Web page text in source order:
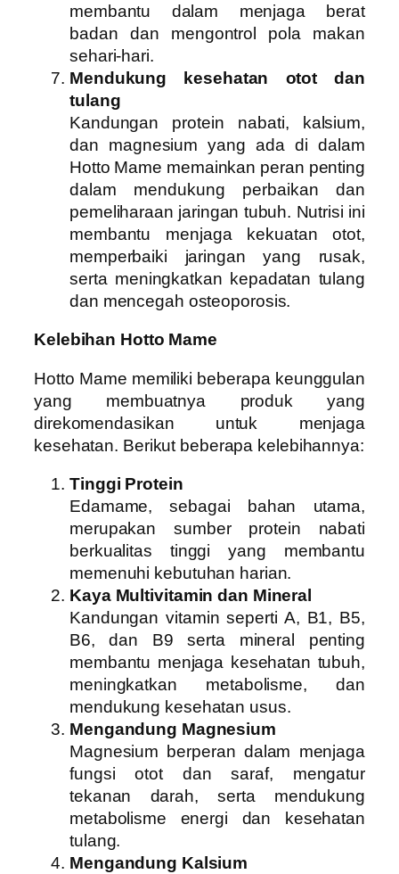
membantu dalam menjaga berat
badan dan mengontrol pola makan
sehari-hari.
Mendukung kesehatan otot dan
tulang
Kandungan protein nabati, kalsium,
dan magnesium yang ada di dalam
Hotto Mame memainkan peran penting
dalam mendukung perbaikan dan
pemeliharaan jaringan tubuh. Nutrisi ini
membantu menjaga kekuatan otot,
memperbaiki jaringan yang rusak,
serta meningkatkan kepadatan tulang
dan mencegah osteoporosis.
Kelebihan Hotto Mame
Hotto Mame memiliki beberapa keunggulan
yang membuatnya produk yang
direkomendasikan untuk menjaga
kesehatan. Berikut beberapa kelebihannya:
Tinggi Protein
Edamame, sebagai bahan utama,
merupakan sumber protein nabati
berkualitas tinggi yang membantu
memenuhi kebutuhan harian.
Kaya Multivitamin dan Mineral
Kandungan vitamin seperti A, B1, B5,
B6, dan B9 serta mineral penting
membantu menjaga kesehatan tubuh,
meningkatkan metabolisme, dan
mendukung kesehatan usus.
Mengandung Magnesium
Magnesium berperan dalam menjaga
fungsi otot dan saraf, mengatur
tekanan darah, serta mendukung
metabolisme energi dan kesehatan
tulang.
Mengandung Kalsium